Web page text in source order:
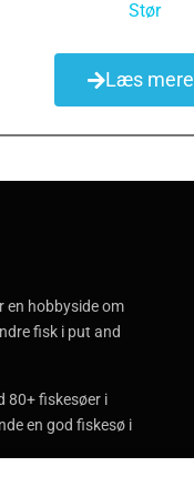
Stør
Læs mere
en hobbyside om
fisk i put and
80+ fiskesøer i
en god fiskesø i
og tips og tricks